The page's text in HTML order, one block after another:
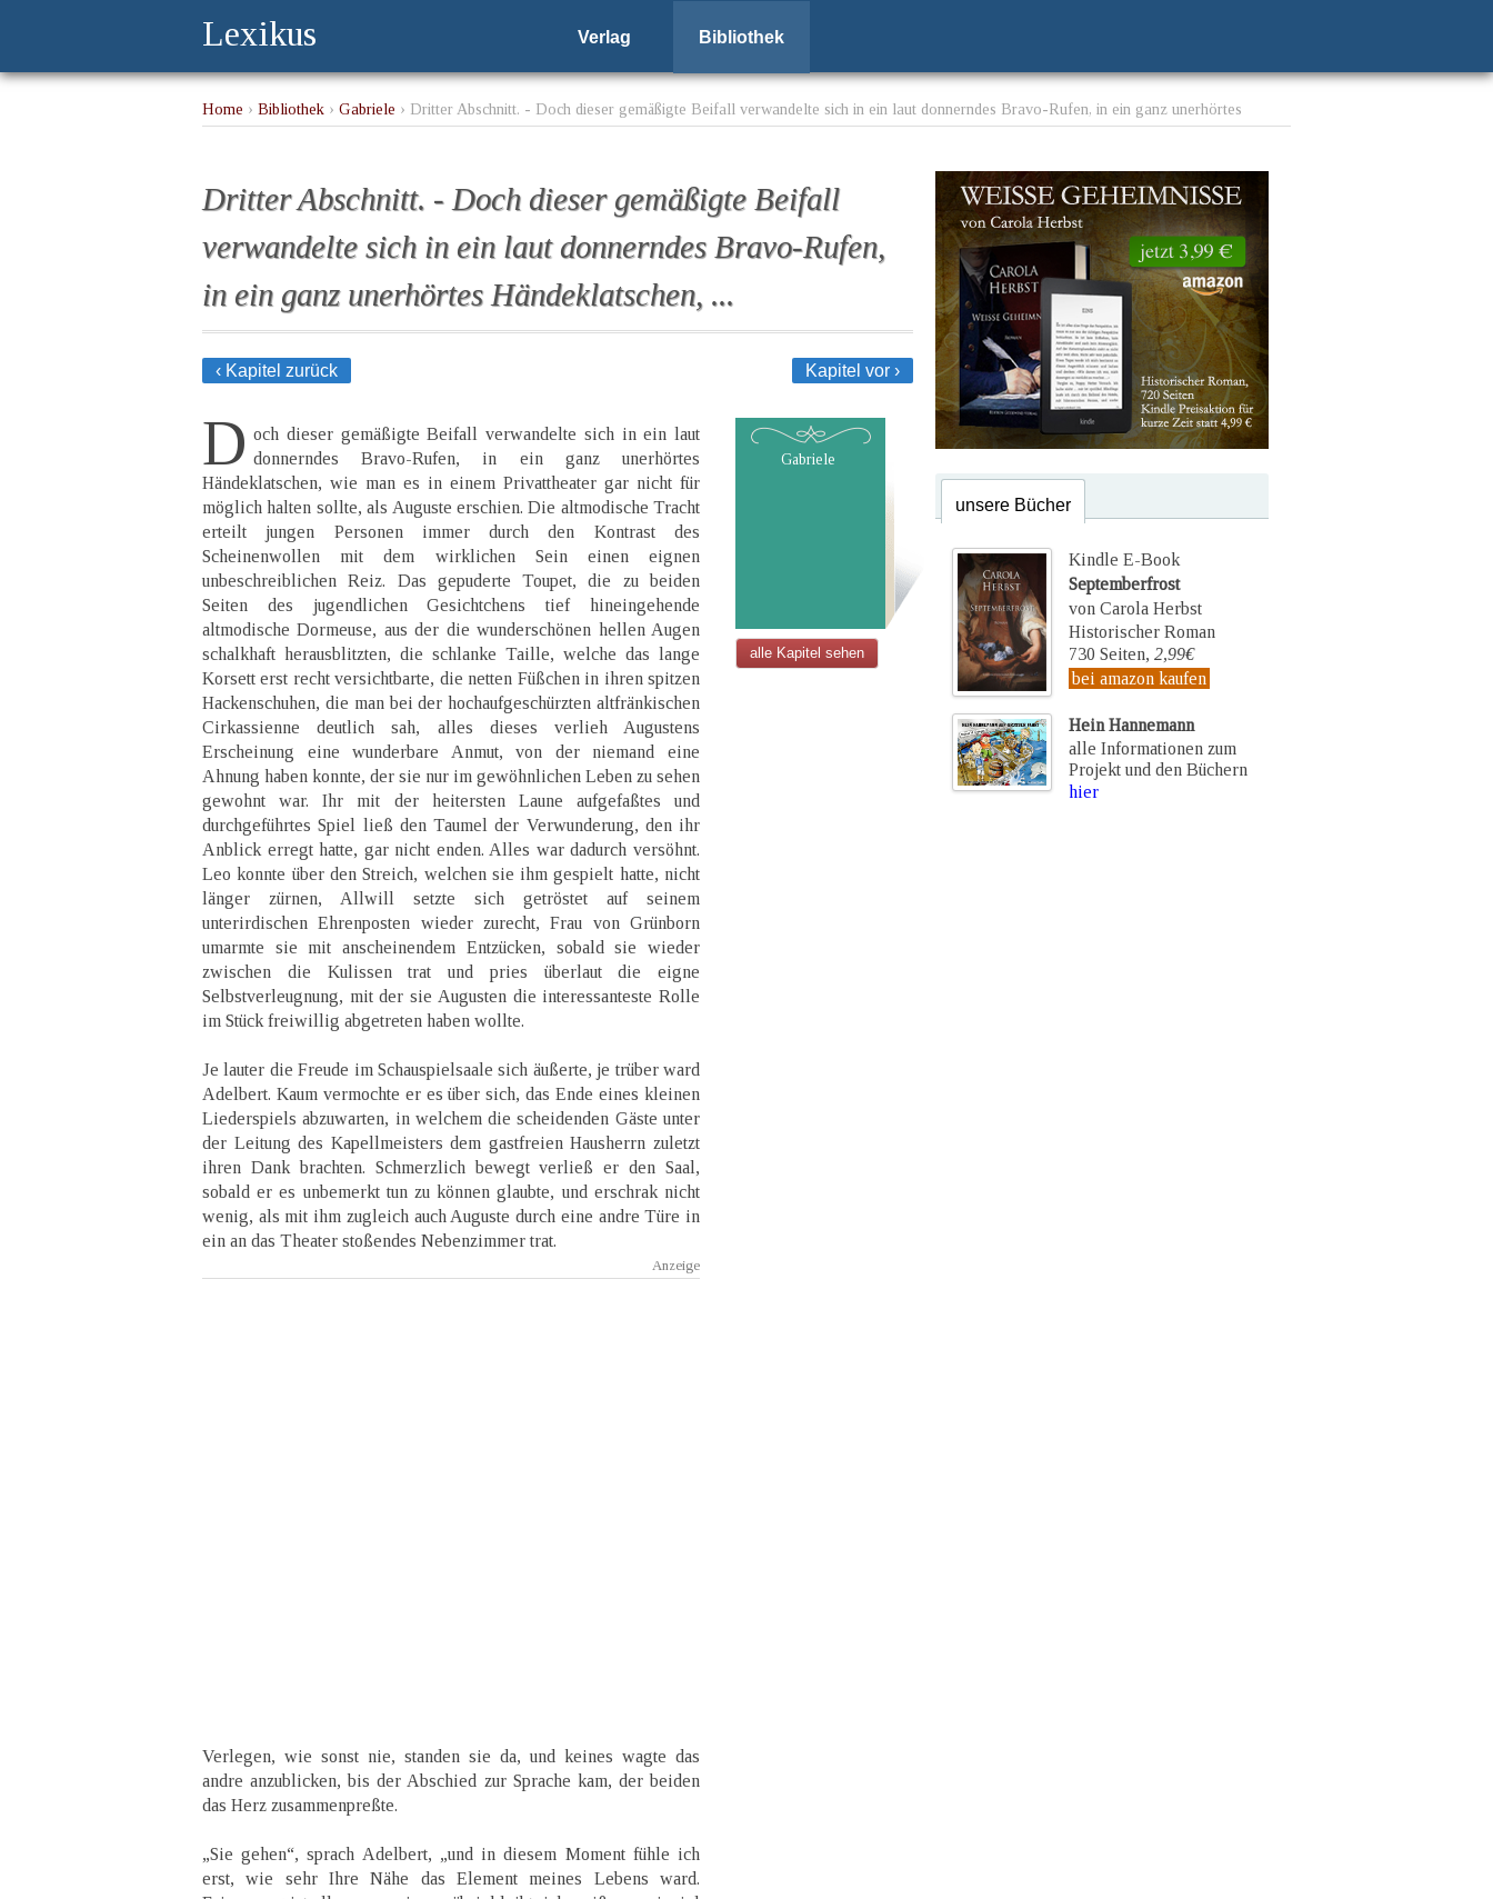
Lexikus Verlag Bibliothek
Home › Bibliothek › Gabriele › Dritter Abschnitt. - Doch dieser gemäßigte Beifall verwandelte sich in ein laut donnerndes Bravo-Rufen, in ein ganz unerhörtes
Dritter Abschnitt. - Doch dieser gemäßigte Beifall
verwandelte sich in ein laut donnerndes Bravo-Rufen,
in ein ganz unerhörtes Händeklatschen, ...
‹ Kapitel zurück Kapitel vor ›
D och dieser gemäßigte Beifall verwandelte sich in ein laut
donnerndes Bravo-Rufen, in ein ganz unerhörtes
Händeklatschen, wie man es in einem Privattheater gar nicht für
möglich halten sollte, als Auguste erschien. Die altmodische Tracht
erteilt jungen Personen immer durch den Kontrast des
Scheinenwollen mit dem wirklichen Sein einen eignen
unbeschreiblichen Reiz. Das gepuderte Toupet, die zu beiden
Seiten des jugendlichen Gesichtchens tief hineingehende
altmodische Dormeuse, aus der die wunderschönen hellen Augen
schalkhaft herausblitzten, die schlanke Taille, welche das lange
Korsett erst recht versichtbarte, die netten Füßchen in ihren spitzen
Hackenschuhen, die man bei der hochaufgeschürzten altfränkischen
Cirkassienne deutlich sah, alles dieses verlieh Augustens
Erscheinung eine wunderbare Anmut, von der niemand eine
Ahnung haben konnte, der sie nur im gewöhnlichen Leben zu sehen
gewohnt war. Ihr mit der heitersten Laune aufgefaßtes und
durchgeführtes Spiel ließ den Taumel der Verwunderung, den ihr
Anblick erregt hatte, gar nicht enden. Alles war dadurch versöhnt.
Leo konnte über den Streich, welchen sie ihm gespielt hatte, nicht
länger zürnen, Allwill setzte sich getröstet auf seinem
unterirdischen Ehrenposten wieder zurecht, Frau von Grünborn
umarmte sie mit anscheinendem Entzücken, sobald sie wieder
zwischen die Kulissen trat und pries überlaut die eigne
Selbstverleugnung, mit der sie Augusten die interessanteste Rolle
im Stück freiwillig abgetreten haben wollte.
Je lauter die Freude im Schauspielsaale sich äußerte, je trüber ward
Adelbert. Kaum vermochte er es über sich, das Ende eines kleinen
Liederspiels abzuwarten, in welchem die scheidenden Gäste unter
der Leitung des Kapellmeisters dem gastfreien Hausherrn zuletzt
ihren Dank brachten. Schmerzlich bewegt verließ er den Saal,
sobald er es unbemerkt tun zu können glaubte, und erschrak nicht
wenig, als mit ihm zugleich auch Auguste durch eine andre Türe in
ein an das Theater stoßendes Nebenzimmer trat.
Verlegen, wie sonst nie, standen sie da, und keines wagte das
andre anzublicken, bis der Abschied zur Sprache kam, der beiden
das Herz zusammenpreßte.
„Sie gehen“, sprach Adelbert, „und in diesem Moment fühle ich
erst, wie sehr Ihre Nähe das Element meines Lebens ward.
Gabriele
alle Kapitel sehen
unsere Bücher
Kindle E-Book
Septemberfrost
von Carola Herbst
Historischer Roman
730 Seiten, 2,99€
bei amazon kaufen
Hein Hannemann
alle Informationen zum
Projekt und den Büchern
hier